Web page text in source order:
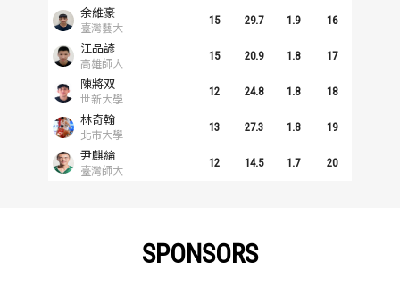
余維豪
臺灣藝大
15 29.7 1.9 16
江品諺
高雄師大
15 20.9 1.8 17
陳將双
世新大學
12 24.8 1.8 18
林奇翰
北市大學
13 27.3 1.8 19
尹麒綸
臺灣師大
12 14.5 1.7 20
SPONSORS